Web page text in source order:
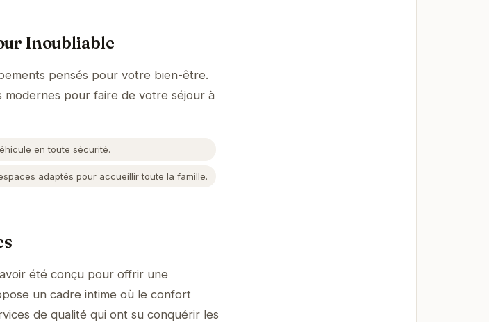
Inoubliable
pensés pour votre bien-être.
pour faire de votre séjour à
en toute sécurité.
adaptés pour accueillir toute la famille.
été conçu pour offrir une
un cadre intime où le confort
de qualité qui ont su conquérir les